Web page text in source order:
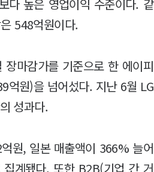
다 높은 영업이익 수준이다. 같
548억원이다.
마감가를 기준으로 한 에이피
억원)을 넘어섰다. 지난 6월 LG
성과다.
원, 일본 매출액이 366% 늘어
계됐다. 또한 B2B(기업 간 거